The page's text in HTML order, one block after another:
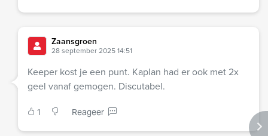
Zaansgroen
28 september 2025 14:51
Keeper kost je een punt. Kaplan had er ook met 2x
geel vanaf gemogen. Discutabel.
1 Reageer